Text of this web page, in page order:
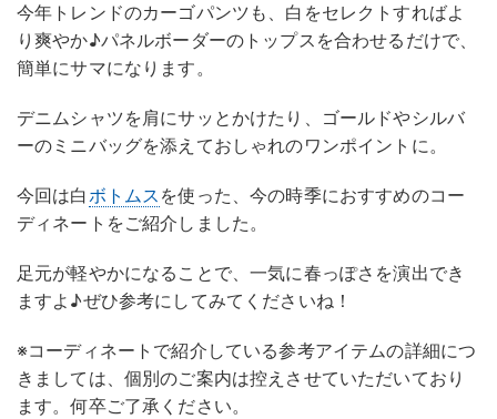
今年トレンドのカーゴパンツも、白をセレクトすればよ
り爽やか♪パネルボーダーのトップスを合わせるだけで、
簡単にサマになります。
デニムシャツを肩にサッとかけたり、ゴールドやシルバ
ーのミニバッグを添えておしゃれのワンポイントに。
今回は白ボトムス を使った、今の時季におすすめのコー
ディネートをご紹介しました。
足元が軽やかになることで、一気に春っぽさを演出でき
ますよ♪ぜひ参考にしてみてくださいね！
※コーディネートで紹介している参考アイテムの詳細につ
きましては、個別のご案内は控えさせていただいており
ます。何卒ご了承ください。